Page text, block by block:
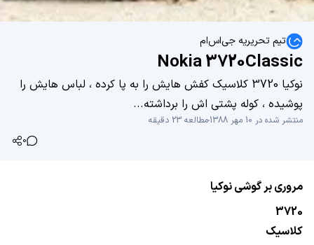
تیم تحریریه جی‌اس‌ام
Nokia 3720Classic
نوکیا 3720 کلاسیک کفش هایش را به پا کرده ، لباس هایش را
پوشیده ، کوله پشتی اش را برداشته...
منتشر شده در 10 مهر 1388
مطالعه 23 دقیقه
0
مروری بر گوشی نوکیا
3720
کلاسیک